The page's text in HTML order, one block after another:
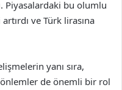
Piyasalardaki bu olumlu
ve Türk lirasına
yanı sıra,
önlemler de önemli bir rol